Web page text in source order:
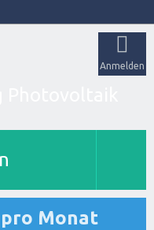
Anmelden
pro Monat